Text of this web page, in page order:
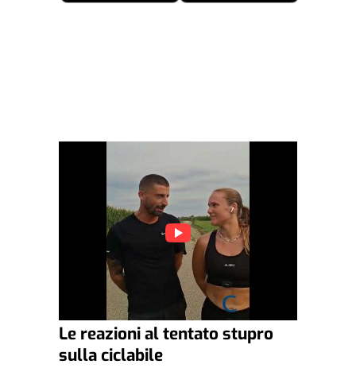
Le reazioni al tentato stupro
sulla ciclabile